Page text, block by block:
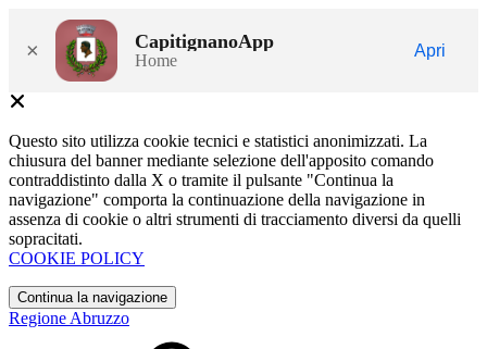
× CapitignanoApp
Home
Apri
Questo sito utilizza cookie tecnici e statistici anonimizzati. La
chiusura del banner mediante selezione dell'apposito comando
contraddistinto dalla X o tramite il pulsante "Continua la
navigazione" comporta la continuazione della navigazione in
assenza di cookie o altri strumenti di tracciamento diversi da quelli
sopracitati.
COOKIE POLICY
Continua la navigazione
Regione Abruzzo